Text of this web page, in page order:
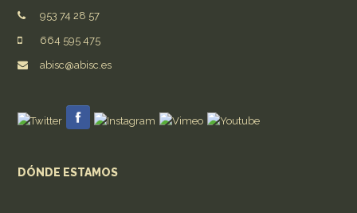
953 74 28 57
664 595 475
abisc@abisc.es
DÓNDE ESTAMOS